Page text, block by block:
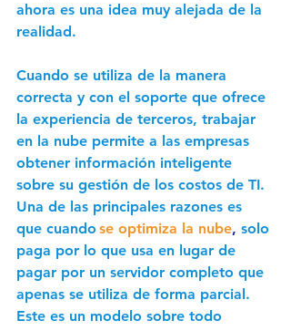
ahora es una idea muy alejada de la
realidad.
Cuando se utiliza de la manera
correcta y con el soporte que ofrece
la experiencia de terceros, trabajar
en la nube permite a las empresas
obtener información inteligente
sobre su gestión de los costos de TI.
Una de las principales razones es
que cuando se optimiza la nube, solo
paga por lo que usa en lugar de
pagar por un servidor completo que
apenas se utiliza de forma parcial.
Este es un modelo sobre todo